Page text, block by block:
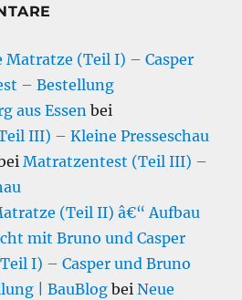
Matratze (Teil I) – Casper
– Bestellung
aus Essen bei
III) – Kleine Presseschau
Matratzentest (Teil III) –
(Teil II) â€“ Aufbau
mit Bruno und Casper
I) – Casper und Bruno
| BauBlog beiNeue